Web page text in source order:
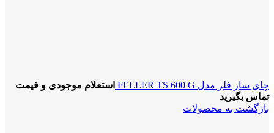
چای ساز فلر مدل FELLER TS 600 G
استعلام موجودی و قیمت
تماس بگیرید
بازگشت به محصولات